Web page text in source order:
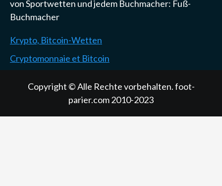
von Sportwetten und jedem Buchmacher: Fuß-
Buchmacher
Krypto, Bitcoin-Wetten
Cryptomonnaie et Bitcoin
Copyright © Alle Rechte vorbehalten. foot-
parier.com 2010-2023